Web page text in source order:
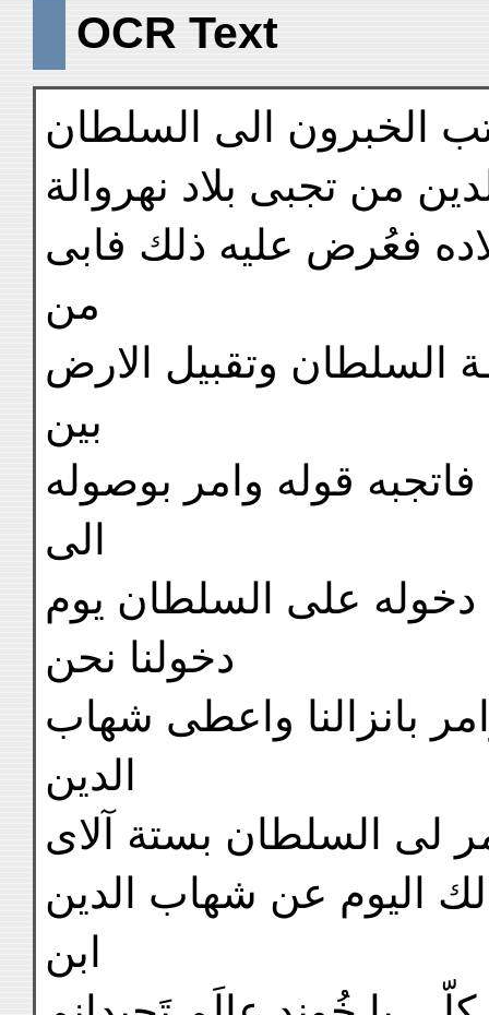
OCR Text
الخبرون الى السلطان
من تجبى بلاد نهروالة
فعُرض عليه ذلك فابى
من
السلطان وتقبيل الارض
بين
قوله وامر بوصوله
الى
على السلطان يوم
دخولنا نحن
بانزالنا واعطى شهاب
الدين
لى السلطان بستة آلاى
اليوم عن شهاب الدين
ابن